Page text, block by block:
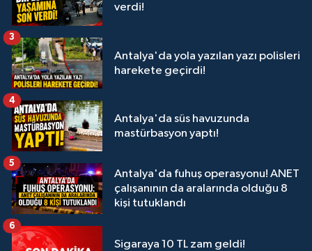
verdi!
Antalya'da yola yazılan yazı polisleri
harekete geçirdi!
3
Antalya'da süs havuzunda
mastürbasyon yaptı!
4
Antalya'da fuhuş operasyonu! ANET
çalışanının da aralarında olduğu 8
kişi tutuklandı
5
Sigaraya 10 TL zam geldi!
6